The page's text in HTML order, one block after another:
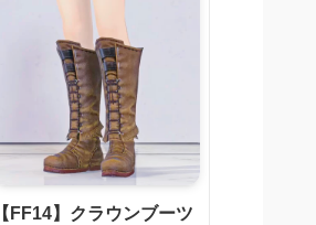
【FF14】クラウンブーツ